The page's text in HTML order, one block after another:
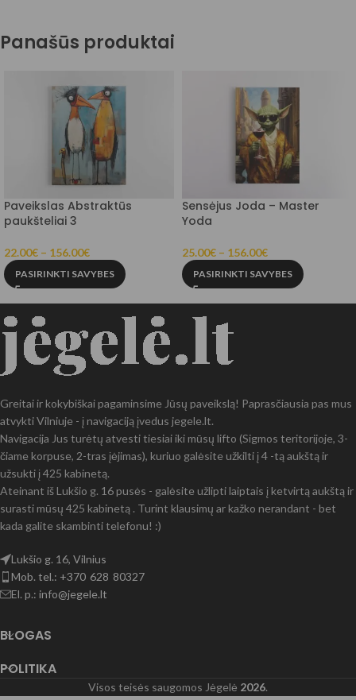
Panašūs produktai
Paveikslas Abstraktūs
paukšteliai 3
22.00€ – 156.00€
PASIRINKTI SAVYBES
Sensėjus Joda – Master
Yoda
25.00€ – 156.00€
PASIRINKTI SAVYBES
Greitai ir kokybiškai pagaminsime Jūsų paveikslą! Paprasčiausia pas mus
atvykti Vilniuje - į navigaciją įvedus jegele.lt.
Navigacija Jus turėtų atvesti tiesiai iki mūsų lifto (Sigmos teritorijoje, 3-
čiame korpuse, 2-tras įėjimas), kuriuo galėsite užkilti į 4 -tą aukštą ir
užsukti į 425 kabinetą.
Ateinant iš Lukšio g. 16 pusės - galėsite užlipti laiptais į ketvirtą aukštą ir
surasti mūsų 425 kabinetą . Turint klausimų ar kažko nerandant - bet
kada galite skambinti telefonu! :)
Lukšio g. 16, Vilnius
Mob. tel.: +370 628 80327
El. p.: info@jegele.lt
BLOGAS
POLITIKA
Visos teisės saugomos Jėgelė 2026.